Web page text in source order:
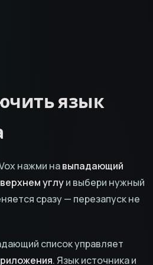
язык
нажми навыпадающий
углуи выбери нужный
сразу — перезапуск не
список управляет
. Язык источника и